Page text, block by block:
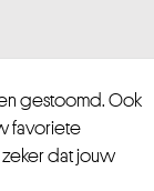
gestoomd. Ook
favoriete
dat jouw